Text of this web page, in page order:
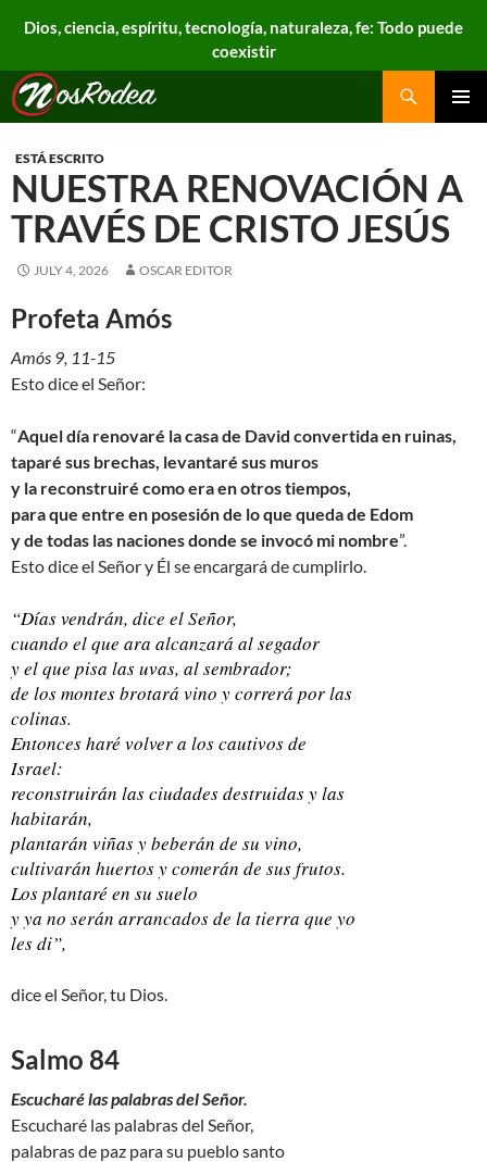
Dios, ciencia, espíritu, tecnología, naturaleza, fe: Todo puede
coexistir
Nos Rodea
Search
ESTÁ ESCRITO
NUESTRA RENOVACIÓN A
TRAVÉS DE CRISTO JESÚS
JULY 4, 2026 OSCAR EDITOR
Profeta Amós
Amós 9, 11-15
Esto dice el Señor:
“Aquel día renovaré la casa de David convertida en ruinas,
taparé sus brechas, levantaré sus muros
y la reconstruiré como era en otros tiempos,
para que entre en posesión de lo que queda de Edom
y de todas las naciones donde se invocó mi nombre”.
Esto dice el Señor y Él se encargará de cumplirlo.
“Días vendrán, dice el Señor,
cuando el que ara alcanzará al segador
y el que pisa las uvas, al sembrador;
de los montes brotará vino y correrá por las
colinas.
Entonces haré volver a los cautivos de
Israel:
reconstruirán las ciudades destruidas y las
habitarán,
plantarán viñas y beberán de su vino,
cultivarán huertos y comerán de sus frutos.
Los plantaré en su suelo
y ya no serán arrancados de la tierra que yo
les di”,
dice el Señor, tu Dios.
Salmo 84
Escucharé las palabras del Señor.
Escucharé las palabras del Señor,
palabras de paz para su pueblo santo